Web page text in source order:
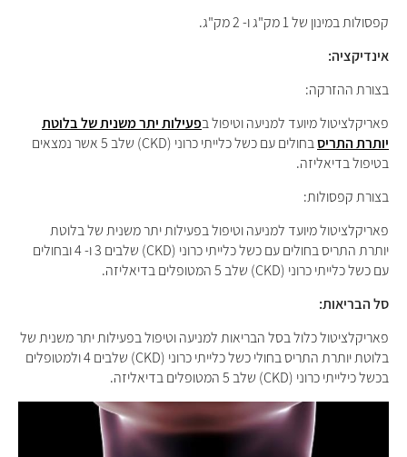
קפסולות במינון של 1 מק"ג ו- 2 מק"ג.
אינדיקציה:
בצורת ההזרקה:
פאריקלציטול מיועד למניעה וטיפול בפעילות יתר משנית של בלוטת
יותרת התריס
בחולים עם כשל כלייתי כרוני (CKD) שלב 5 אשר נמצאים
בטיפול בדיאליזה.
בצורת קפסולות:
פאריקלציטול מיועד למניעה וטיפול בפעילות יתר משנית של בלוטת
יותרת התריס בחולים עם כשל כלייתי כרוני (CKD) שלבים 3 ו- 4 ובחולים
עם כשל כלייתי כרוני (CKD) שלב 5 המטופלים בדיאליזה.
סל הבריאות:
פאריקלציטול כלול בסל הבריאות למניעה וטיפול בפעילות יתר משנית של
בלוטת יותרת התריס בחולי כשל כלייתי כרוני (CKD) שלבים 4 ולמטופלים
בכשל כילייתי כרוני (CKD) שלב 5 המטופלים בדיאליזה.